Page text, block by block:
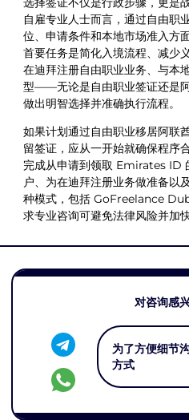
自雇专业人士而言，通过自由职
位、申请条件和本地市场准入方
首要任务是简化入境流程、减少
在迪拜注册自由职业业务、与本
型——无论是自由职业签证还是
做出明智选择并准确执行流程。
如果计划通过自由职业移居阿联
留签证，应从一开始就确保程序
完成从申请到领取 Emirates ID
户、为在迪拜注册业务做准备以
种模式，包括 GoFreelance
求专业咨询可避免法律风险并加
对咨询感
为了方便细节
方式